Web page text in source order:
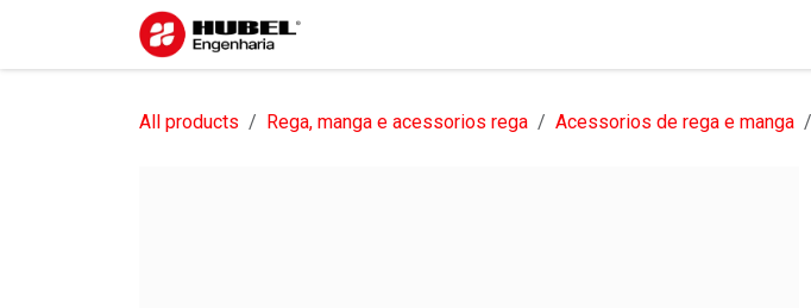
Pular para o conteúdo
All products Rega, manga e acessorios rega Acessorios de rega e manga